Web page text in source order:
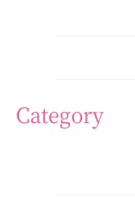
Category